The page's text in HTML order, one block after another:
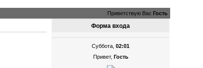
Приветствую Вас Гость
Форма входа
Суббота,02:01
Привет, Гость